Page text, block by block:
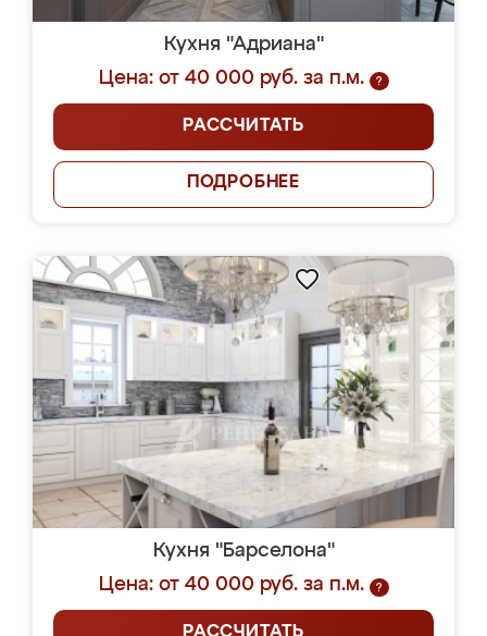
Кухня "Адриана"
Цена: от 40 000 руб. за п.м.
?
РАССЧИТАТЬ
ПОДРОБНЕЕ
Кухня "Барселона"
Цена: от 40 000 руб. за п.м.
?